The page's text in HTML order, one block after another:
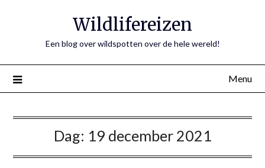
Wildlifereizen
Een blog over wildspotten over de hele wereld!
Menu
Dag: 19 december 2021